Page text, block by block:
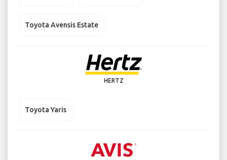
Toyota Avensis Estate
HERTZ
Toyota Yaris